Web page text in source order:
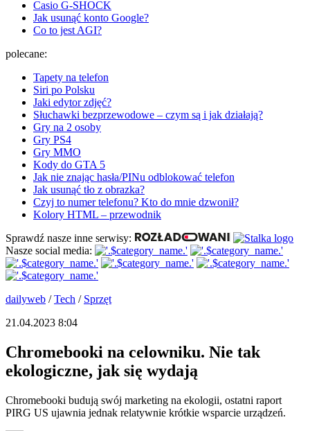
Casio G-SHOCK
Jak usunąć konto Google?
Co to jest AGI?
polecane:
Tapety na telefon
Siri po Polsku
Jaki edytor zdjęć?
Słuchawki bezprzewodowe – czym są i jak działają?
Gry na 2 osoby
Gry PS4
Gry MMO
Kody do GTA 5
Jak nie znając hasła/PINu odblokować telefon
Jak usunąć tło z obrazka?
Czyj to numer telefonu? Kto do mnie dzwonił?
Kolory HTML – przewodnik
Sprawdź nasze inne serwisy:
Nasze social media:
dailyweb /Tech / Sprzęt
21.04.2023 8:04
Chromebooki na celowniku. Nie tak
ekologiczne, jak się wydają
Chromebooki budują swój marketing na ekologii, ostatni raport
PIRG US ujawnia jednak relatywnie krótkie wsparcie urządzeń.